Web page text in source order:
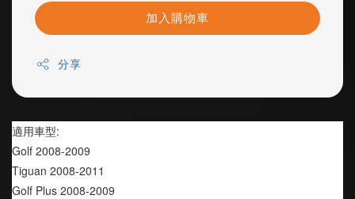
加入購物車
分享
適用車型:
Golf 2008-2009
Tiguan 2008-2011
Golf Plus 2008-2009